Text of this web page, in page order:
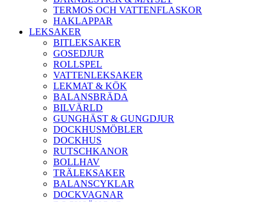
TERMOS OCH VATTENFLASKOR
HAKLAPPAR
LEKSAKER
BITLEKSAKER
GOSEDJUR
ROLLSPEL
VATTENLEKSAKER
LEKMAT & KÖK
BALANSBRÄDA
BILVÄRLD
GUNGHÄST & GUNGDJUR
DOCKHUSMÖBLER
DOCKHUS
RUTSCHKANOR
BOLLHAV
TRÄLEKSAKER
BALANSCYKLAR
DOCKVAGNAR